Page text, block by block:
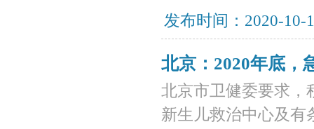
发布时间：2020-
北京：2020年底，
北京市卫健委要求，
新生儿救治中心及有